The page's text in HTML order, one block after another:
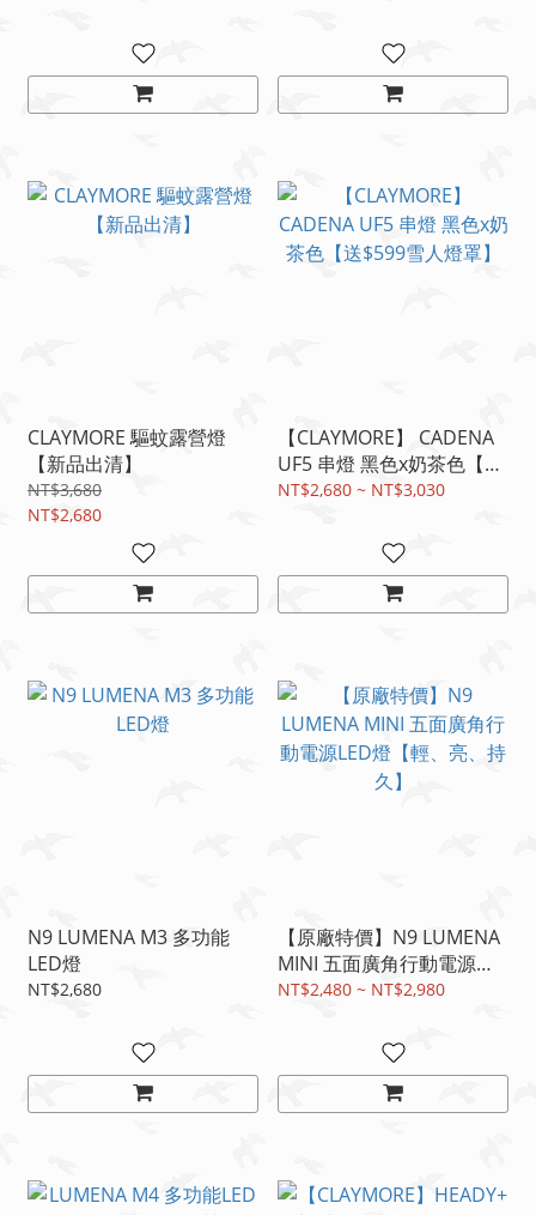
CLAYMORE 驅蚊露營燈
【新品出清】
NT$3,680
NT$2,680
【CLAYMORE】 CADENA
UF5 串燈 黑色x奶茶色【送
$599雪人燈罩】
NT$2,680 ~ NT$3,030
N9 LUMENA M3 多功能
LED燈
NT$2,680
【原廠特價】N9 LUMENA
MINI 五面廣角行動電源
LED燈【輕、亮、持久】
NT$2,480 ~ NT$2,980